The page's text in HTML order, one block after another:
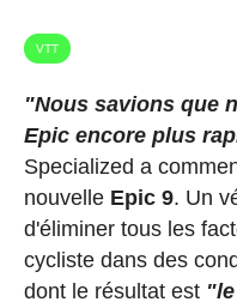
VTT
"Nous savions que
Epic encore plus
Specialized a
nouvelle Epic 9. Un
d'éliminer tous les
cycliste dans des
dont le résultat est